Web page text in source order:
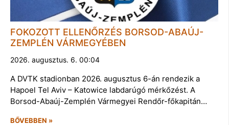
FOKOZOTT ELLENŐRZÉS BORSOD-ABAÚJ-
ZEMPLÉN VÁRMEGYÉBEN
2026. augusztus. 6. 00:04
A DVTK stadionban 2026. augusztus 6-án rendezik a
Hapoel Tel Aviv – Katowice labdarúgó mérkőzést. A
Borsod-Abaúj-Zemplén Vármegyei Rendőr-főkapitán…
BŐVEBBEN »